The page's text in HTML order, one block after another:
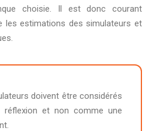
choisie. Il est donc courant
les estimations des simulateurs et
doivent être considérés
et non comme une